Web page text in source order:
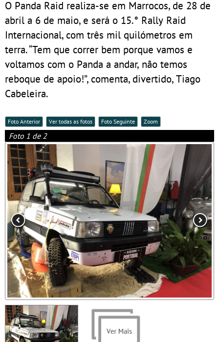
O Panda Raid realiza-se em Marrocos, de 28 de
abril a 6 de maio, e será o 15.° Rally Raid
Internacional, com três mil quilómetros em
terra. “Tem que correr bem porque vamos e
voltamos com o Panda a andar, não temos
reboque de apoio!”, comenta, divertido, Tiago
Cabeleira.
Foto Anterior Ver todas as fotos Foto Seguinte Zoom
Foto 1 de 2